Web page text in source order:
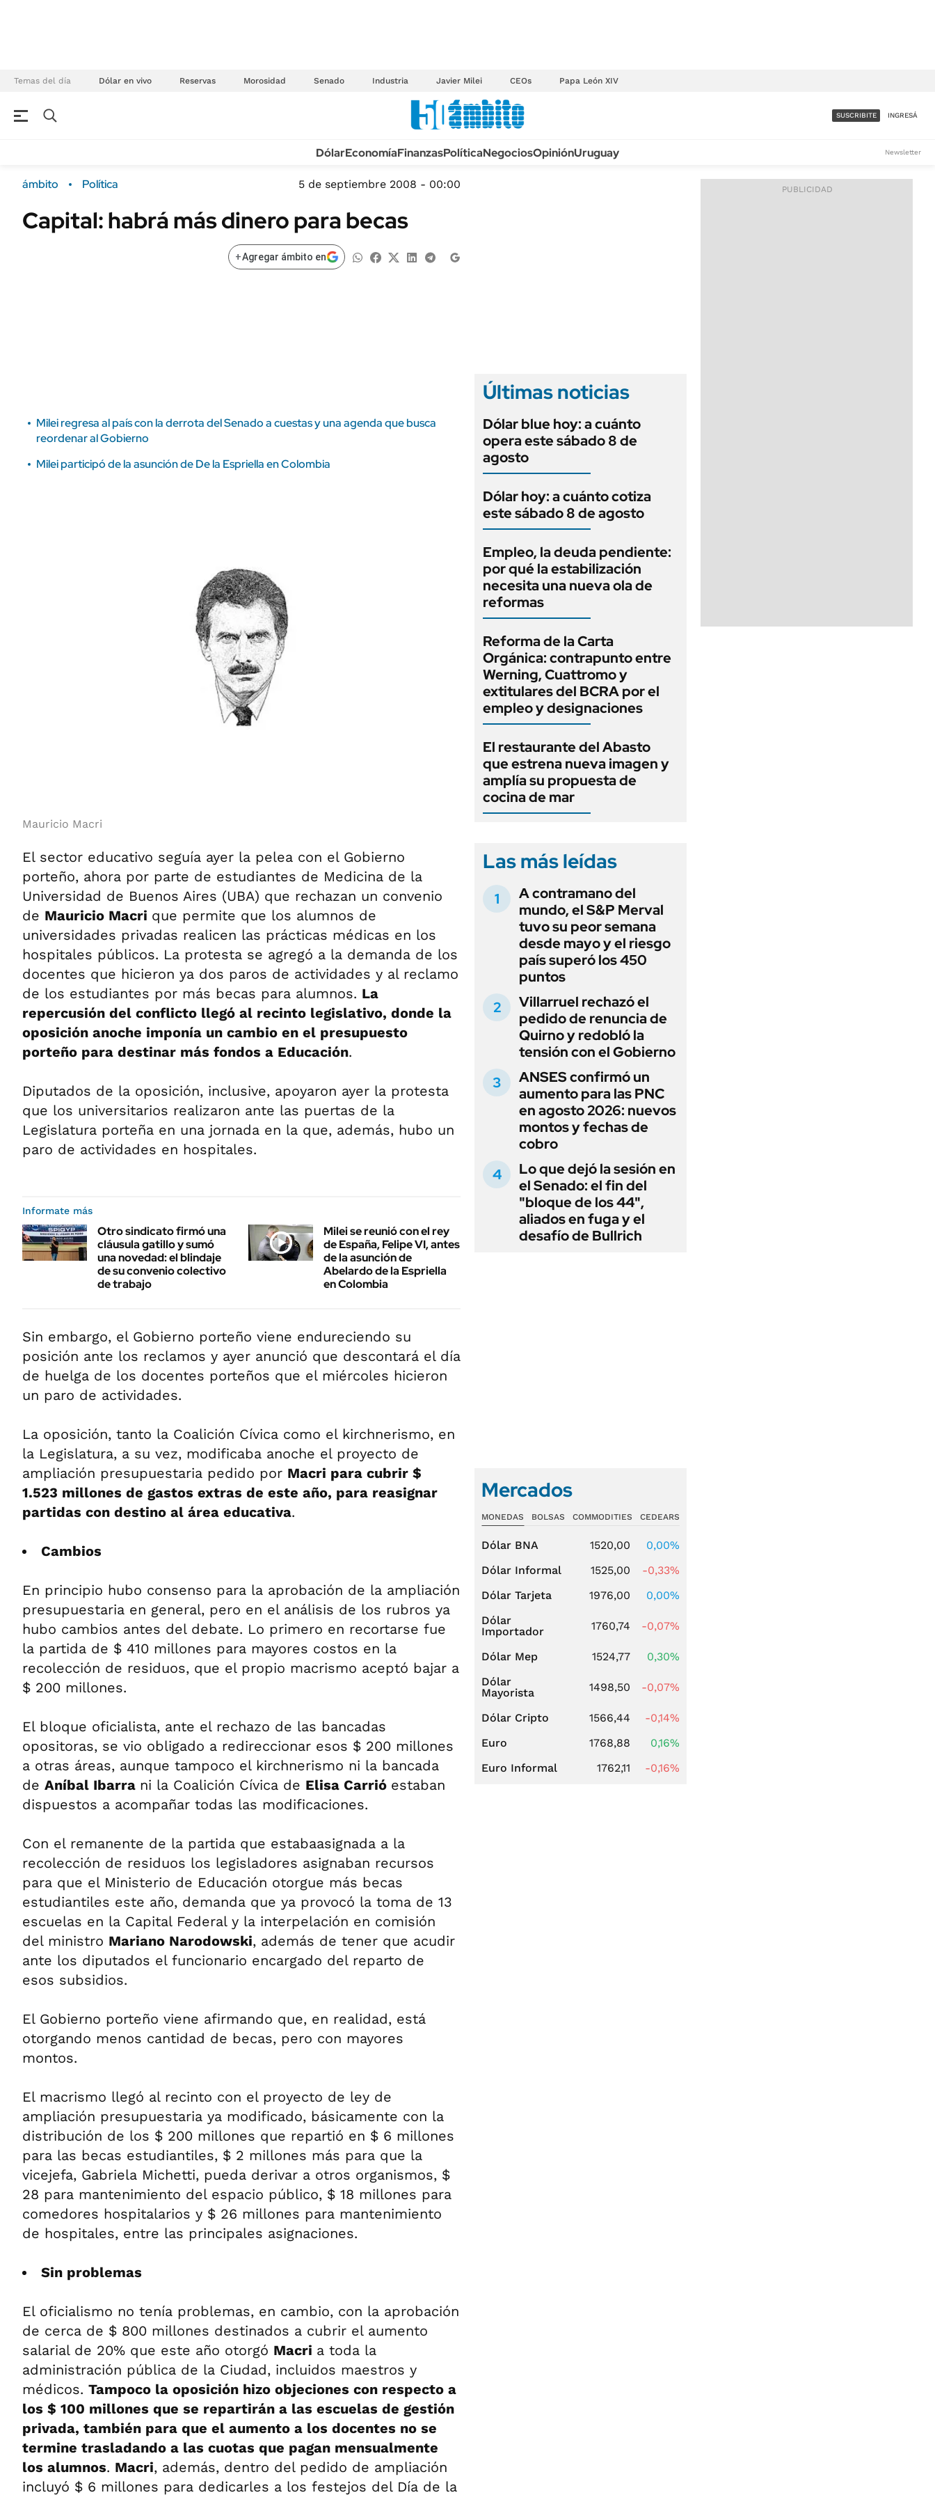
Temas del día Dólar en vivo Reservas Morosidad Senado Industria Javier Milei CEOs Papa León XIV
Campo Sustentabilidad
ENERGY REPORT
TECNOLOGÍA
MÉXICO
MUNDO
INFORMACIÓN GENERAL
ACCESO FULL - $1.800/MES
SUSCRIBITE INGRESÁ
DólarEconomíaFinanzasPolíticaNegociosOpiniónUruguay Newsletter
ámbito Política 5 de septiembre 2008 - 00:00
Capital: habrá más dinero para becas
+Agregar ámbito en
Milei regresa al país con la derrota del Senado a cuestas y una agenda que busca
reordenar al Gobierno
Milei participó de la asunción de De la Espriella en Colombia
Mauricio Macri
El sector educativo seguía ayer la pelea con el Gobierno
porteño, ahora por parte de estudiantes de Medicina de la
Universidad de Buenos Aires (UBA) que rechazan un convenio
de Mauricio Macri que permite que los alumnos de
universidades privadas realicen las prácticas médicas en los
hospitales públicos. La protesta se agregó a la demanda de los
docentes que hicieron ya dos paros de actividades y al reclamo
de los estudiantes por más becas para alumnos. La
repercusión del conflicto llegó al recinto legislativo, donde la
oposición anoche imponía un cambio en el presupuesto
porteño para destinar más fondos a Educación.
Diputados de la oposición, inclusive, apoyaron ayer la protesta
que los universitarios realizaron ante las puertas de la
Legislatura porteña en una jornada en la que, además, hubo un
paro de actividades en hospitales.
Informate más
Otro sindicato firmó una
cláusula gatillo y sumó
una novedad: el blindaje
de su convenio colectivo
de trabajo
Milei se reunió con el rey
de España, Felipe VI, antes
de la asunción de
Abelardo de la Espriella
en Colombia
Sin embargo, el Gobierno porteño viene endureciendo su
posición ante los reclamos y ayer anunció que descontará el día
de huelga de los docentes porteños que el miércoles hicieron
un paro de actividades.
La oposición, tanto la Coalición Cívica como el kirchnerismo, en
la Legislatura, a su vez, modificaba anoche el proyecto de
ampliación presupuestaria pedido por Macri para cubrir $
1.523 millones de gastos extras de este año, para reasignar
partidas con destino al área educativa.
Cambios
En principio hubo consenso para la aprobación de la ampliación
presupuestaria en general, pero en el análisis de los rubros ya
hubo cambios antes del debate. Lo primero en recortarse fue
la partida de $ 410 millones para mayores costos en la
recolección de residuos, que el propio macrismo aceptó bajar a
$ 200 millones.
El bloque oficialista, ante el rechazo de las bancadas
opositoras, se vio obligado a redireccionar esos $ 200 millones
a otras áreas, aunque tampoco el kirchnerismo ni la bancada
de Aníbal Ibarra ni la Coalición Cívica de Elisa Carrió estaban
dispuestos a acompañar todas las modificaciones.
Con el remanente de la partida que estabaasignada a la
recolección de residuos los legisladores asignaban recursos
para que el Ministerio de Educación otorgue más becas
estudiantiles este año, demanda que ya provocó la toma de 13
escuelas en la Capital Federal y la interpelación en comisión
del ministro Mariano Narodowski, además de tener que acudir
ante los diputados el funcionario encargado del reparto de
esos subsidios.
El Gobierno porteño viene afirmando que, en realidad, está
otorgando menos cantidad de becas, pero con mayores
montos.
El macrismo llegó al recinto con el proyecto de ley de
ampliación presupuestaria ya modificado, básicamente con la
distribución de los $ 200 millones que repartió en $ 6 millones
para las becas estudiantiles, $ 2 millones más para que la
vicejefa, Gabriela Michetti, pueda derivar a otros organismos, $
28 para mantenimiento del espacio público, $ 18 millones para
comedores hospitalarios y $ 26 millones para mantenimiento
de hospitales, entre las principales asignaciones.
Sin problemas
El oficialismo no tenía problemas, en cambio, con la aprobación
de cerca de $ 800 millones destinados a cubrir el aumento
salarial de 20% que este año otorgó Macri a toda la
administración pública de la Ciudad, incluidos maestros y
médicos. Tampoco la oposición hizo objeciones con respecto a
los $ 100 millones que se repartirán a las escuelas de gestión
privada, también para que el aumento a los docentes no se
termine trasladando a las cuotas que pagan mensualmente
los alumnos. Macri, además, dentro del pedido de ampliación
incluyó $ 6 millones para dedicarles a los festejos del Día de la
Últimas noticias
Dólar blue hoy: a cuánto
opera este sábado 8 de
agosto
Dólar hoy: a cuánto cotiza
este sábado 8 de agosto
Empleo, la deuda pendiente:
por qué la estabilización
necesita una nueva ola de
reformas
Reforma de la Carta
Orgánica: contrapunto entre
Werning, Cuattromo y
extitulares del BCRA por el
empleo y designaciones
El restaurante del Abasto
que estrena nueva imagen y
amplía su propuesta de
cocina de mar
Las más leídas
A contramano del
mundo, el S&P Merval
tuvo su peor semana
desde mayo y el riesgo
país superó los 450
puntos
Villarruel rechazó el
pedido de renuncia de
Quirno y redobló la
tensión con el Gobierno
ANSES confirmó un
aumento para las PNC
en agosto 2026: nuevos
montos y fechas de
cobro
Lo que dejó la sesión en
el Senado: el fin del
"bloque de los 44",
aliados en fuga y el
desafío de Bullrich
Mercados
MONEDAS BOLSAS COMMODITIES CEDEARS
Dólar BNA 1520,00
0,00%
Dólar Informal
1525,00
-0,33%
Dólar Tarjeta
1976,00
0,00%
Dólar
Importador
1760,74 -0,07%
Dólar Mep 1524,77
0,30%
Dólar
Mayorista
1498,50 -0,07%
Dólar Cripto 1566,44
-0,14%
Euro
1768,88
0,16%
Euro Informal
1762,11 -0,16%